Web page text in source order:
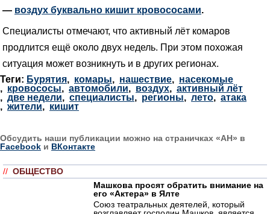
— воздух буквально кишит кровососами.
Специалисты отмечают, что активный лёт комаров
продлится ещё около двух недель. При этом похожая
ситуация может возникнуть и в других регионах.
Теги: Бурятия, комары, нашествие, насекомые
, кровососы, автомобили, воздух, активный лёт
, две недели, специалисты, регионы, лето, атака
, жители, кишит
Обсудить наши публикации можно на страничках «АН» в
Facebook и ВКонтакте
// ОБЩЕСТВО
Машкова просят обратить внимание на
его «Актера» в Ялте
Союз театральных деятелей, который